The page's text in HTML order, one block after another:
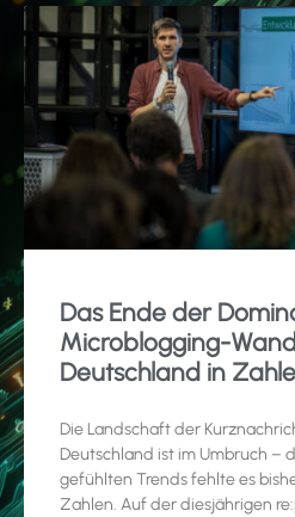
Das Ende der
Microblogging-
Deutschland in
Die Landschaft der
Deutschland ist im Umbruch –
gefühlten Trends fehlte es
Zahlen. Auf der diesjährigen